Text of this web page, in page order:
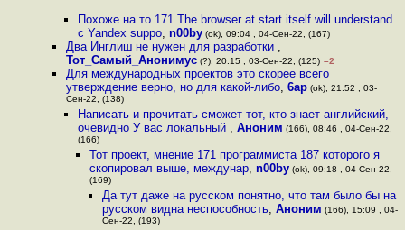
Похоже на то 171 The browser at start itself will understand
с Yandex suppo, n00by(ok), 09:04 , 04-Сен-22, (167)
Два Инглиш не нужен для разработки ,
Тот_Самый_Анонимус(?), 20:15 , 03-Сен-22, (125) –2
Для международных проектов это скорее всего
утверждение верно, но для какой-либо, 6ap(ok), 21:52 , 03-
Сен-22, (138)
Написать и прочитать сможет тот, кто знает английский,
очевидно У вас локальный , Аноним (166), 08:46 , 04-Сен-22,
(166)
Тот проект, мнение 171 программиста 187 которого я
скопировал выше, междунар,n00by (ok), 09:18 , 04-Сен-22,
(169)
Да тут даже на русском понятно, что там было бы на
русском видна неспособность, Аноним (166), 15:09 , 04-
Сен-22, (193)